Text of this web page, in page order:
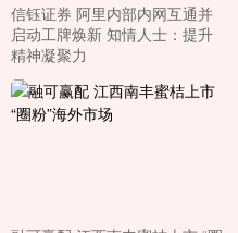
信钰证券 阿里内部内网互通并
启动工牌焕新 知情人士：提升
精神凝聚力